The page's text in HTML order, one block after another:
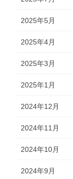
2025年5月
2025年4月
2025年3月
2025年1月
2024年12月
2024年11月
2024年10月
2024年9月